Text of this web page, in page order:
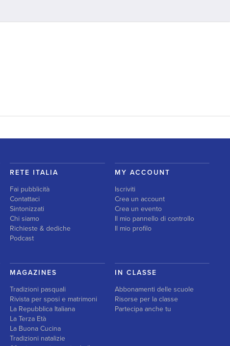
RETE ITALIA
Fai pubblicità
Contattaci
Sintonizzati
Chi siamo
Richieste & dediche
Podcast
MY ACCOUNT
Iscriviti
Crea un account
Crea un evento
Il mio pannello di controllo
Il mio profilo
MAGAZINES
Tradizioni pasquali
Rivista per sposi e matrimoni
La Repubblica Italiana
La Terza Età
La Buona Cucina
Tradizioni natalizie
IN CLASSE
Abbonamenti delle scuole
Risorse per la classe
Partecipa anche tu